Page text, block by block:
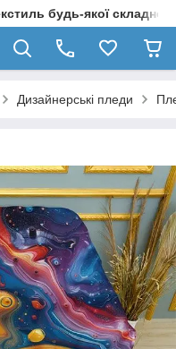
будь-якої
Дизайнерські пледи